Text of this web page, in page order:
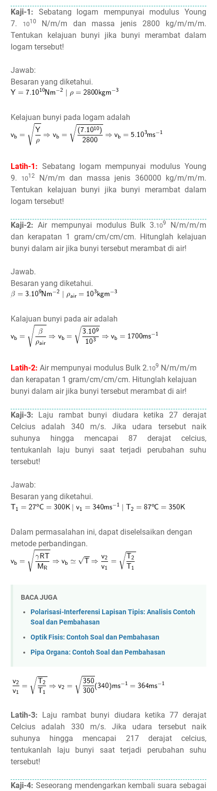
Kaji-1: Sebatang logam mempunyai modulus Young
7.
1010 N/m/m dan massa jenis 2800 kg/m/m/m.
Tentukan kelajuan bunyi jika bunyi merambat dalam
logam tersebut!
Jawab:
Besaran yang diketahui.
Kelajuan bunyi pada logam adalah
Latih-1: Sebatang logam mempunyai modulus Young
9.
1012
N/m/m dan massa jenis 360000 kg/m/m/m.
Tentukan kelajuan bunyi jika bunyi merambat dalam
logam tersebut!
Kaji-2: Air mempunyai modulus Bulk 3.109
N/m/m/m
dan kerapatan 1 gram/cm/cm/cm. Hitunglah kelajuan
bunyi dalam air jika bunyi tersebut merambat di air!
Jawab.
Besaran yang diketahui.
Kalajuan bunyi pada air adalah
Latih-2: Air mempunyai modulus Bulk 2.109 N/m/m/m
dan kerapatan 1 gram/cm/cm/cm. Hitunglah kelajuan
bunyi dalam air jika bunyi tersebut merambat di air!
Kaji-3: Laju rambat bunyi diudara ketika 27 derajat
Celcius adalah 340 m/s. Jika udara tersebut naik
suhunya hingga mencapai 87 derajat celcius,
tentukanlah laju bunyi saat terjadi perubahan suhu
tersebut!
Jawab:
Besaran yang diketahui.
Dalam permasalahan ini, dapat diselelsaikan dengan
metode perbandingan.
BACA JUGA
Polarisasi-Interferensi Lapisan Tipis: Analisis Contoh
Soal dan Pembahasan
Optik Fisis: Contoh Soal dan Pembahasan
Pipa Organa: Contoh Soal dan Pembahasan
Latih-3: Laju rambat bunyi diudara ketika 77 derajat
Celcius adalah 330 m/s. Jika udara tersebut naik
suhunya hingga mencapai 217 derajat celcius,
tentukanlah laju bunyi saat terjadi perubahan suhu
tersebut!
Kaji-4: Seseorang mendengarkan kembali suara sebagai